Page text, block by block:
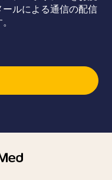
ルによる通信の配信